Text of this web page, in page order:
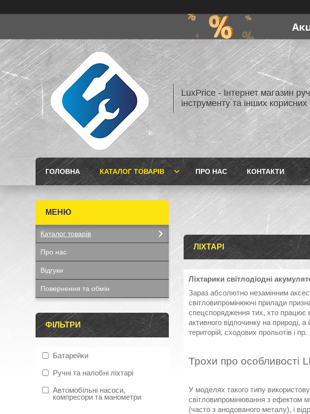
LuxPrice - Інтернет магазин
інструменту та інших корисних
ГОЛОВНА КАТАЛОГ ТОВАРІВ ПРО НАС КОНТАКТИ
ЛІХТАРІ
Ліхтарики світлодіодні
Зараз абсолютно незамінним
світловипромінюючі прилади
спецспорядження тих, хто працює
активного відпочинку на природі,
територій, сходових прольотів і пр.
Трохи про особливості
У моделях такого типу
світловипромінювання з ефектом
(часто з анодованого металу), і
Каталог товарів
Про нас
Відгуки
Повернення та обмін
ФІЛЬТРИ
Батарейки
Ручні та налобні ліхтарі
Автомобільні насоси,
компресори та манометри